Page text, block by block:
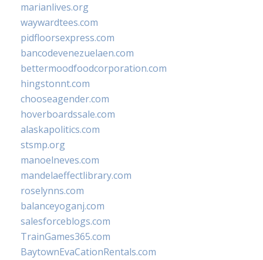
marianlives.org
waywardtees.com
pidfloorsexpress.com
bancodevenezuelaen.com
bettermoodfoodcorporation.com
hingstonnt.com
chooseagender.com
hoverboardssale.com
alaskapolitics.com
stsmp.org
manoelneves.com
mandelaeffectlibrary.com
roselynns.com
balanceyoganj.com
salesforceblogs.com
TrainGames365.com
BaytownEvaCationRentals.com